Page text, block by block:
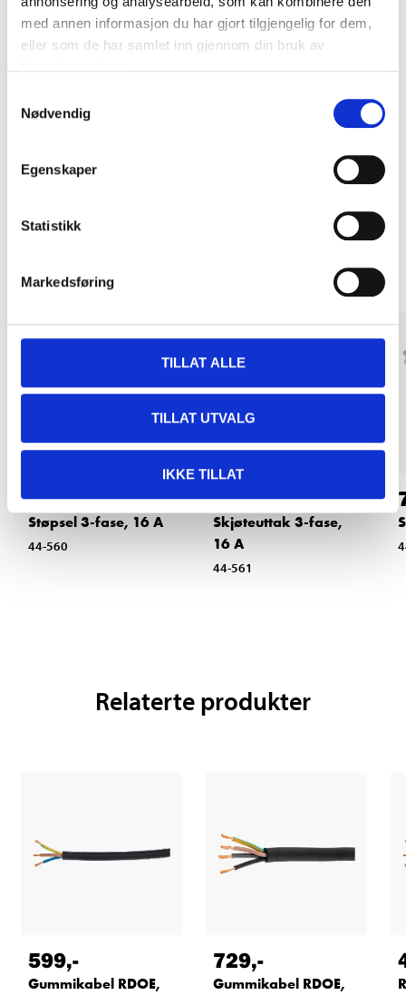
med annen informasjon du har gjort tilgjengelig for dem,
eller som de har samlet inn gjennom din bruk av
Nødvendig
Egenskaper
Statistikk
Markedsføring
TILLAT ALLE
TILLAT UTVALG
IKKE TILLAT
Andre kunder har også kjøpt
4990
Støpsel 3-fase, 16 A
44-560
5490
Skjøteuttak 3-fase,
16 A
44-561
Relaterte produkter
599,-
Gummikabel RDOE,
729,-
Gummikabel RDOE,